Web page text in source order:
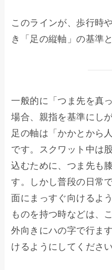
このラインが、歩行時
き「足の縦軸」の基準
一般的に「つま先を真
場合、親指を基準にし
足の軸は「かかとから
です。スクワット中は
込むために、つま先も
す。しかし普段の日常
面にまっすぐ向けるよ
ものを持つ時などは、
外向きにハの字で行ま
けるようにしてください